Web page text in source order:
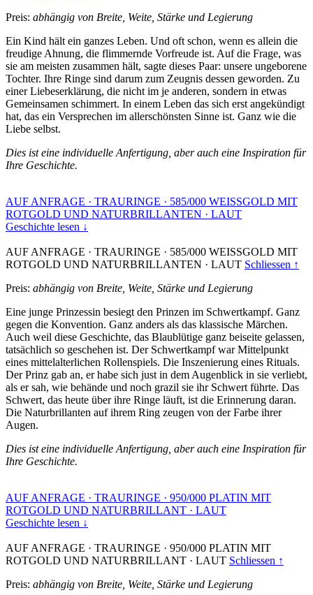
Preis: abhängig von Breite, Weite, Stärke und Legierung
Ein Kind hält ein ganzes Leben. Und oft schon, wenn es allein die
freudige Ahnung, die flimmernde Vorfreude ist. Auf die Frage, was
sie am meisten zusammen hält, sagte dieses Paar: unsere ungeborene
Tochter. Ihre Ringe sind darum zum Zeugnis dessen geworden. Zu
einer Liebeserklärung, die nicht im je anderen, sondern in etwas
Gemeinsamen schimmert. In einem Leben das sich erst angekündigt
hat, das ein Versprechen im allerschönsten Sinne ist. Ganz wie die
Liebe selbst.
Dies ist eine individuelle Anfertigung, aber auch eine Inspiration für
Ihre Geschichte.
AUF ANFRAGE · TRAURINGE · 585/000 WEISSGOLD MIT
ROTGOLD UND NATURBRILLANTEN · LAUT
Geschichte lesen ↓
AUF ANFRAGE · TRAURINGE · 585/000 WEISSGOLD MIT
ROTGOLD UND NATURBRILLANTEN · LAUT Schliessen ↑
Preis: abhängig von Breite, Weite, Stärke und Legierung
Eine junge Prinzessin besiegt den Prinzen im Schwertkampf. Ganz
gegen die Konvention. Ganz anders als das klassische Märchen.
Auch weil diese Geschichte, das Blaublütige ganz beiseite gelassen,
tatsächlich so geschehen ist. Der Schwertkampf war Mittelpunkt
eines mittelalterlichen Rollenspiels. Die Inszenierung eines Rituals.
Der Prinz gab an, er habe sich just in dem Augenblick in sie verliebt,
als er sah, wie behände und noch grazil sie ihr Schwert führte. Das
Schwert, das heute über ihre Ringe läuft, ist die Erinnerung daran.
Die Naturbrillanten auf ihrem Ring zeugen von der Farbe ihrer
Augen.
Dies ist eine individuelle Anfertigung, aber auch eine Inspiration für
Ihre Geschichte.
AUF ANFRAGE · TRAURINGE · 950/000 PLATIN MIT
ROTGOLD UND NATURBRILLANT · LAUT
Geschichte lesen ↓
AUF ANFRAGE · TRAURINGE · 950/000 PLATIN MIT
ROTGOLD UND NATURBRILLANT · LAUT Schliessen ↑
Preis: abhängig von Breite, Weite, Stärke und Legierung